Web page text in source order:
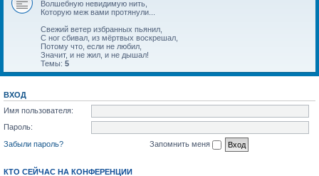
Волшебную невидимую нить,
Которую меж вами протянули...
Свежий ветер избранных пьянил,
С ног сбивал, из мёртвых воскрешал,
Потому что, если не любил,
Значит, и не жил, и не дышал!
Темы: 5
ВХОД
Имя пользователя:
Пароль:
Забыли пароль?
Запомнить меня
КТО СЕЙЧАС НА КОНФЕРЕНЦИИ